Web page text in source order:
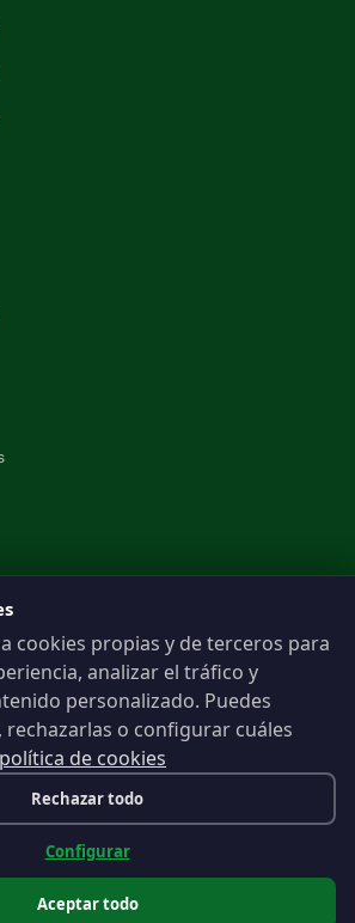
cookies propias y de terceros para
analizar el tráfico y
personalizado. Puedes
o configurar cuáles
de cookies
Rechazar todo
Configurar
Aceptar todo